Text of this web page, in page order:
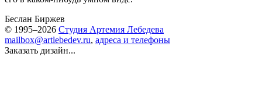
Беслан Биржев
© 1995–2026 Студия Артемия Лебедева
mailbox@artlebedev.ru, адреса и телефоны
Заказать дизайн...